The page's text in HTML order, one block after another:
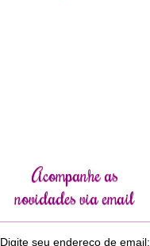
Acompanhe as
novidades via email
Digite seu endereço de email: